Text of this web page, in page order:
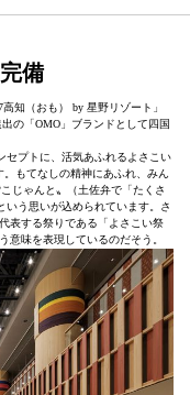
備
知（おも） by 星野リゾート」
の「OMO」ブランドとして四国
セプトに、活気あふれるよさこい
もてなしの精神にあふれ、みん
じゃんと〟（土佐弁で「たくさ
いう思いが込められています。さ
表する祭りである「よさこい祭
意味を表現しているのだそう。